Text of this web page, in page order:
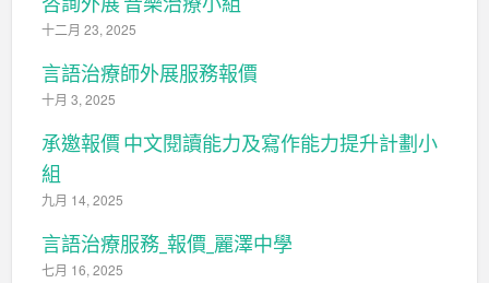
十二月 23, 2025
言語治療師外展服務報價
十月 3, 2025
承邀報價 中文閱讀能力及寫作能力提升計劃小
組
九月 14, 2025
言語治療服務_報價_麗澤中學
七月 16, 2025